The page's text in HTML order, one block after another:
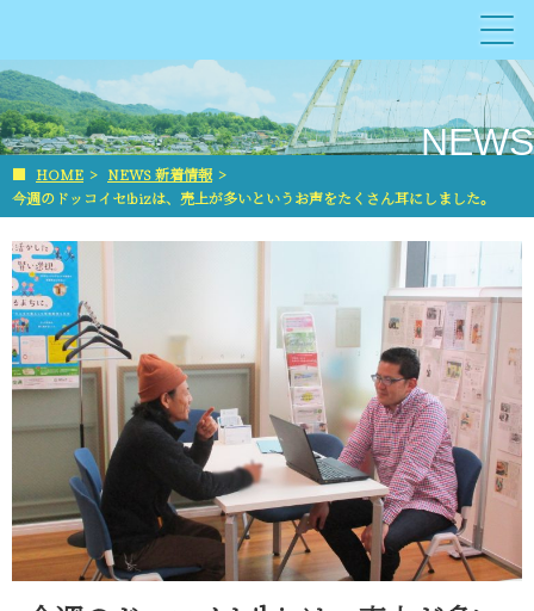
NEWS
■ HOME > NEWS 新着情報 >
今週のドッコイセ!bizは、売上が多いというお声をたくさん耳にしました。